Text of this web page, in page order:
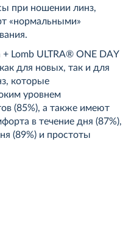
при ношении линз,
«нормальными»
Lomb ULTRA® ONE DAY
для новых, так и для
которые
уровнем
(85%), а также имеют
в течение дня (87%),
(89%) и простоты